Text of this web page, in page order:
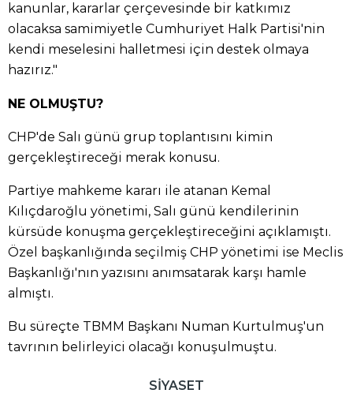
kanunlar, kararlar çerçevesinde bir katkımız
olacaksa samimiyetle Cumhuriyet Halk Partisi'nin
kendi meselesini halletmesi için destek olmaya
hazırız."
NE OLMUŞTU?
CHP'de Salı günü grup toplantısını kimin
gerçekleştireceği merak konusu.
Partiye mahkeme kararı ile atanan Kemal
Kılıçdaroğlu yönetimi, Salı günü kendilerinin
kürsüde konuşma gerçekleştireceğini açıklamıştı.
Özel başkanlığında seçilmiş CHP yönetimi ise Meclis
Başkanlığı'nın yazısını anımsatarak karşı hamle
almıştı.
Bu süreçte TBMM Başkanı Numan Kurtulmuş'un
tavrının belirleyici olacağı konuşulmuştu.
SİYASET